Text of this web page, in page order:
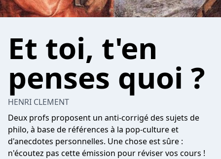
Et toi, t'en
penses quoi ?
HENRI CLEMENT
Deux profs proposent un anti-corrigé des sujets de
philo, à base de références à la pop-culture et
d'anecdotes personnelles. Une chose est sûre :
n'écoutez pas cette émission pour réviser vos cours !